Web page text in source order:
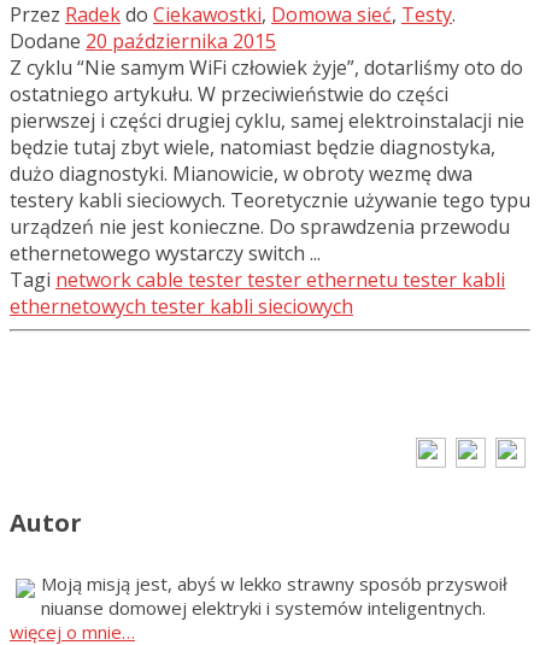
Przez Radekdo Ciekawostki, Domowa sieć, Testy.
Dodane 20 października 2015
Z cyklu “Nie samym WiFi człowiek żyje”, dotarliśmy oto do
ostatniego artykułu. W przeciwieństwie do części
pierwszej i części drugiej cyklu, samej elektroinstalacji nie
będzie tutaj zbyt wiele, natomiast będzie diagnostyka,
dużo diagnostyki. Mianowicie, w obroty wezmę dwa
testery kabli sieciowych. Teoretycznie używanie tego typu
urządzeń nie jest konieczne. Do sprawdzenia przewodu
ethernetowego wystarczy switch ...
Tagi network cable testertester ethernetu tester kabli
ethernetowych tester kabli sieciowych
Autor
Moją misją jest, abyś w lekko strawny sposób przyswoił
niuanse domowej elektryki i systemów inteligentnych.
więcej o mnie…